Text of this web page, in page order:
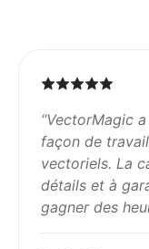
“VectorMagic
façon de
vectoriels. La
détails et à
gagner des